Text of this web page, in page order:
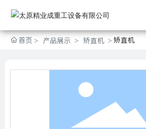
首页 产品展示 矫直机 矫直机